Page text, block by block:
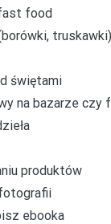
food
truskawki)
świętami
na bazarze czy
produktów
ebooka